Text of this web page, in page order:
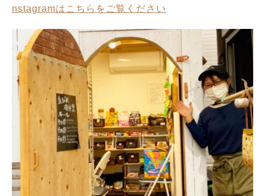
nstagramはこちらをご覧ください